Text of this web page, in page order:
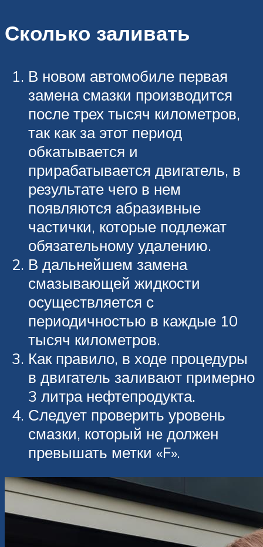
Сколько заливать
В новом автомобиле первая
замена смазки производится
после трех тысяч километров,
так как за этот период
обкатывается и
прирабатывается двигатель, в
результате чего в нем
появляются абразивные
частички, которые подлежат
обязательному удалению.
В дальнейшем замена
смазывающей жидкости
осуществляется с
периодичностью в каждые 10
тысяч километров.
Как правило, в ходе процедуры
в двигатель заливают примерно
3 литра нефтепродукта.
Следует проверить уровень
смазки, который не должен
превышать метки «F».